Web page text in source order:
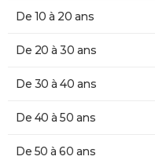
De 10 à 20 ans
De 20 à 30 ans
De 30 à 40 ans
De 40 à 50 ans
De 50 à 60 ans